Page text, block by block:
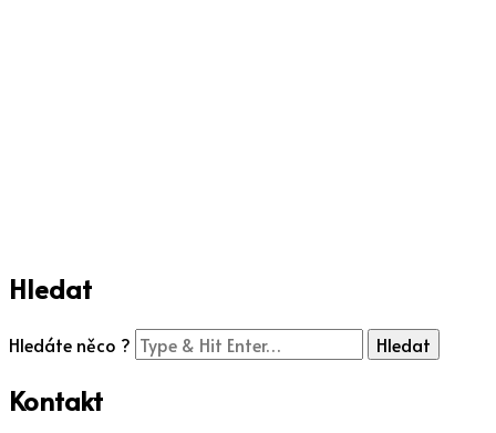
Hledat
Hledáte něco ?
Kontakt